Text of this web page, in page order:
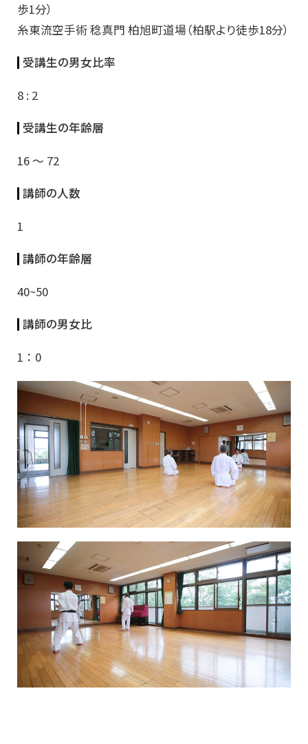
歩1分）
糸東流空手術 稔真門 柏旭町道場（柏駅より徒歩18分）
受講生の男女比率
8 : 2
受講生の年齢層
16 ～ 72
講師の人数
1
講師の年齢層
40~50
講師の男女比
1 ： 0